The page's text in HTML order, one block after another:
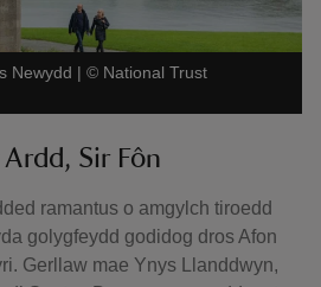
Newydd | © National Trust
Sir Fôn
ramantus o amgylch tiroedd
golygfeydd godidog dros Afon
Gerllaw mae Ynys Llanddwyn,